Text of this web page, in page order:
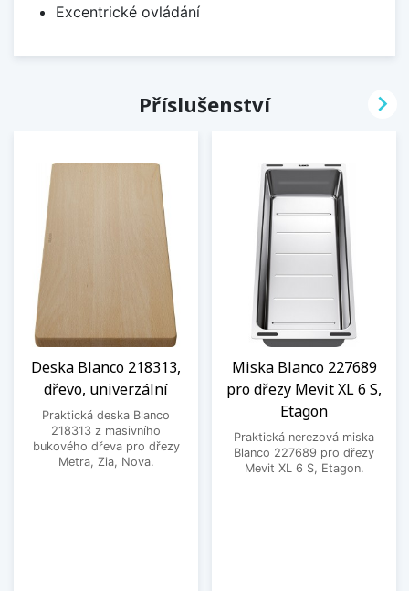
Excentrické ovládání
Příslušenství
Deska Blanco 218313,
dřevo, univerzální
Praktická deska Blanco
218313 z masivního
bukového dřeva pro dřezy
Metra, Zia, Nova.
Miska Blanco 227689
pro dřezy Mevit XL 6 S,
Etagon
Praktická nerezová miska
Blanco 227689 pro dřezy
Mevit XL 6 S, Etagon.
